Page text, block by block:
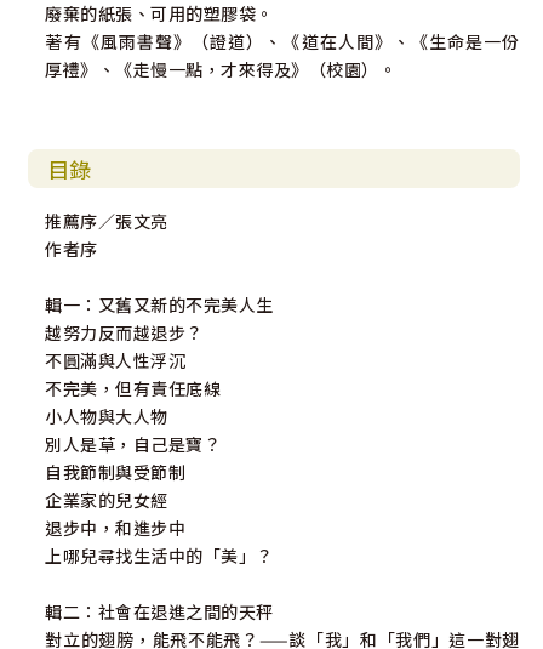
廢棄的紙張、可用的塑膠袋。
著有《風雨書聲》（證道）、《道在人間》、《生命是一份
厚禮》、《走慢一點，才來得及》（校園）。
目錄
推薦序／張文亮
作者序
輯一：又舊又新的不完美人生
越努力反而越退步？
不圓滿與人性浮沉
不完美，但有責任底線
小人物與大人物
別人是草，自己是寶？
自我節制與受節制
企業家的兒女經
退步中，和進步中
上哪兒尋找生活中的「美」？
輯二：社會在退進之間的天秤
對立的翅膀，能飛不能飛？——談「我」和「我們」這一對翅